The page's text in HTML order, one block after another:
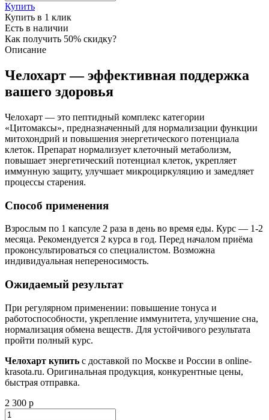
Купить
Купить в 1 клик
Есть в наличии
Как получить 50% скидку?
Описание
Челохарт — эффективная поддержка
вашего здоровья
Челохарт — это пептидный комплекс категории
«Цитомаксы», предназначенный для нормализации функции
митохондрий и повышения энергетического потенциала
клеток. Препарат нормализует клеточный метаболизм,
повышает энергетический потенциал клеток, укрепляет
иммунную защиту, улучшает микроциркуляцию и замедляет
процессы старения.
Способ применения
Взрослым по 1 капсуле 2 раза в день во время еды. Курс — 1-2
месяца. Рекомендуется 2 курса в год. Перед началом приёма
проконсультироваться со специалистом. Возможна
индивидуальная непереносимость.
Ожидаемый результат
При регулярном применении: повышение тонуса и
работоспособности, укрепление иммунитета, улучшение сна,
нормализация обмена веществ. Для устойчивого результата
пройти полный курс.
Челохарт купить с доставкой по Москве и России в online-
krasota.ru. Оригинальная продукция, конкурентные цены,
быстрая отправка.
2 300 р